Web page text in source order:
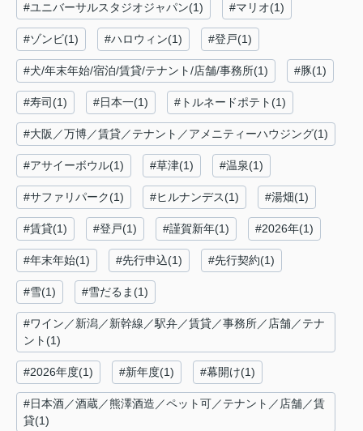
#ユニバーサルスタジオジャパン(1) #マリオ(1)
#ゾンビ(1) #ハロウィン(1) #登戸(1)
#犬/年末年始/宿泊/賃貸/テナント/店舗/事務所(1) #豚(1)
#寿司(1) #日本一(1) #トルネードポテト(1)
#大阪／万博／賃貸／テナント／アメニティーハウジング(1)
#アサイーボウル(1) #草津(1) #温泉(1)
#サファリパーク(1) #ヒルナンデス(1) #湯畑(1)
#賃貸(1) #登戸(1) #謹賀新年(1) #2026年(1)
#年末年始(1) #先行申込(1) #先行契約(1)
#雪(1) #雪だるま(1)
#ワイン／新潟／新幹線／駅弁／賃貸／事務所／店舗／テナ
ント(1)
#2026年度(1) #新年度(1) #幕開け(1)
#日本酒／酒蔵／熊澤酒造／ペット可／テナント／店舗／賃
貸(1)